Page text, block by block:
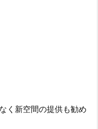
く新空間の提供も勧め